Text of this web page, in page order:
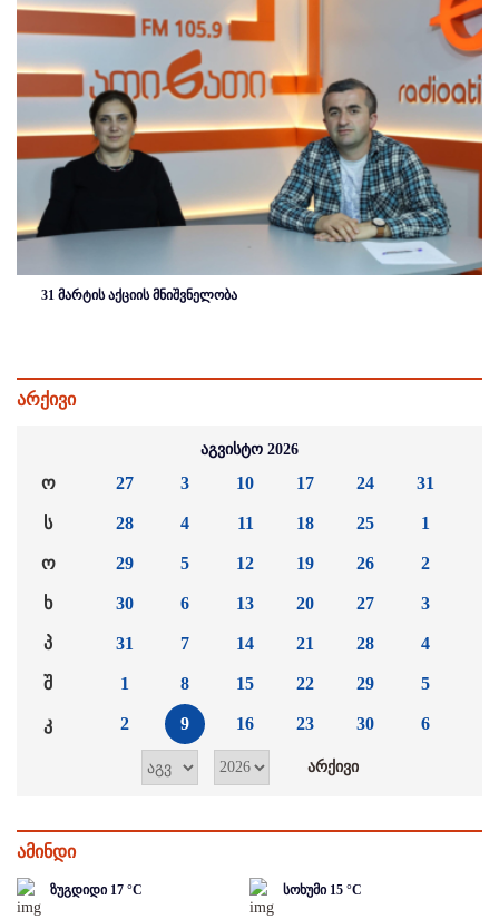
31 მარტის აქციის მნიშვნელობა
არქივი
აგვისტო 2026
ო
ს
ო
ხ
პ
შ
კ
27
28
29
30
31
1
2
3
4
5
6
7
8
9
10
11
12
13
14
15
16
17
18
19
20
21
22
23
24
25
26
27
28
29
30
31
1
2
3
4
5
6
ამინდი
ზუგდიდი 17 °C სოხუმი 15 °C